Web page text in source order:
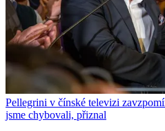
Pellegrini v čínské televizi
jsme chybovali, přiznal